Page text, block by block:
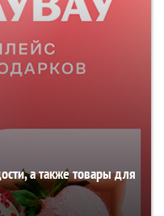
а также товары для